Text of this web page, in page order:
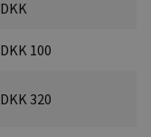
DKK
DKK 100
DKK 320